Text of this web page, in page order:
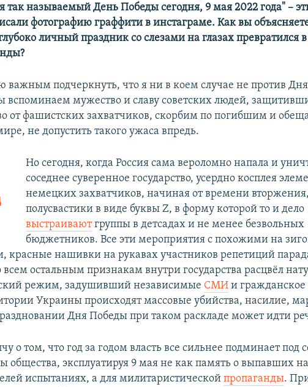
так называемый День Победы сегодня, 9 мая 2022 года" –
фотографию граффити в инстаграме. Как вы
личный праздник со слезами на глазах превратился
важным подчеркнуть, что я ни в коем случае не против
вспоминаем мужество и славу советских людей,
от фашистских захватчиков, скорбим по погибшим и
не допустить такого ужаса впредь.
Но сегодня, когда Россия сама вероломно напала и
соседнее суверенное государство, усердно косплея
немецких захватчиков, начиная от времени вторжения,
полусвастики в виде буквы Z, в форму которой то и дело
выстраиваютгруппы в детсадах и не менее безвольных
бюджетников. Все эти мероприятия с похожими на
красные нашивки на рукавах участников репетиций
всем остальным признакам внутри государства расцвёл
режим, задушивший независимые СМИ и гражданское
Украины происходят массовые убийства, насилие,
Дня Победы при таком раскладе может идти
о том, что год за годом власть все сильнее подминает под
общества, эксплуатируя 9 мая не как память о выпавших
испытаниях, а для милитаристическойпропаганды.